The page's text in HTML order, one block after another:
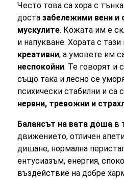
Често това са хора с
достазабележими вени и
мускулите. Кожата им е
и напукване. Хората с
креативни, а умовете им
неспокойни. Те говорят и
също така и лесно се
психически стабилни и са
нервни, тревожни и
Балансът на вата доша в
движението, отличен
дишане, нормална
ентусиазъм, енергия,
въздействие на добре